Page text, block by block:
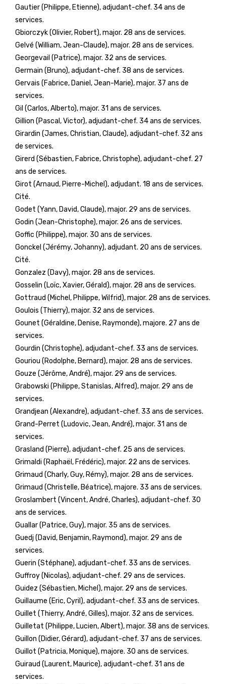
Gautier (Philippe, Etienne), adjudant-chef. 34 ans de
services.
Gbiorczyk (Olivier, Robert), major. 28 ans de services.
Gelvé (William, Jean-Claude), major. 28 ans de services.
Georgevail (Patrice), major. 32 ans de services.
Germain (Bruno), adjudant-chef. 38 ans de services.
Gervais (Fabrice, Daniel, Jean-Marie), major. 37 ans de
services.
Gil (Carlos, Alberto), major. 31 ans de services.
Gillion (Pascal, Victor), adjudant-chef. 34 ans de services.
Girardin (James, Christian, Claude), adjudant-chef. 32 ans
de services.
Girerd (Sébastien, Fabrice, Christophe), adjudant-chef. 27
ans de services.
Girot (Arnaud, Pierre-Michel), adjudant. 18 ans de services.
Cité.
Godet (Yann, David, Claude), major. 29 ans de services.
Godin (Jean-Christophe), major. 26 ans de services.
Goffic (Philippe), major. 30 ans de services.
Gonckel (Jérémy, Johanny), adjudant. 20 ans de services.
Cité.
Gonzalez (Davy), major. 28 ans de services.
Gosselin (Loïc, Xavier, Gérald), major. 28 ans de services.
Gottraud (Michel, Philippe, Wilfrid), major. 28 ans de services.
Goulois (Thierry), major. 32 ans de services.
Gounet (Géraldine, Denise, Raymonde), majore. 27 ans de
services.
Gourdin (Christophe), adjudant-chef. 33 ans de services.
Gouriou (Rodolphe, Bernard), major. 28 ans de services.
Gouze (Jérôme, André), major. 29 ans de services.
Grabowski (Philippe, Stanislas, Alfred), major. 29 ans de
services.
Grandjean (Alexandre), adjudant-chef. 33 ans de services.
Grand-Perret (Ludovic, Jean, André), major. 31 ans de
services.
Grasland (Pierre), adjudant-chef. 25 ans de services.
Grimaldi (Raphaël, Frédéric), major. 22 ans de services.
Grimaud (Charly, Guy, Rémy), major. 28 ans de services.
Grimaud (Christelle, Béatrice), majore. 33 ans de services.
Groslambert (Vincent, André, Charles), adjudant-chef. 30
ans de services.
Guallar (Patrice, Guy), major. 35 ans de services.
Guedj (David, Benjamin, Raymond), major. 29 ans de
services.
Guerin (Stéphane), adjudant-chef. 33 ans de services.
Guffroy (Nicolas), adjudant-chef. 29 ans de services.
Guidez (Sébastien, Michel), major. 29 ans de services.
Guillaume (Eric, Cyril), adjudant-chef. 33 ans de services.
Guillet (Thierry, André, Gilles), major. 32 ans de services.
Guilletat (Philippe, Lucien, Albert), major. 38 ans de services.
Guillon (Didier, Gérard), adjudant-chef. 37 ans de services.
Guillot (Patricia, Monique), majore. 30 ans de services.
Guiraud (Laurent, Maurice), adjudant-chef. 31 ans de
services.